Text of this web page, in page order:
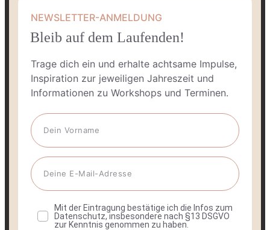
NEWSLETTER-ANMELDUNG
Bleib auf dem Laufenden!
Trage dich ein und erhalte achtsame Impulse,
Inspiration zur jeweiligen Jahreszeit und
Informationen zu Workshops und Terminen.
Mit der Eintragung bestätige ich die Infos zum
Datenschutz, insbesondere nach §13 DSGVO
zur Kenntnis genommen zu haben.